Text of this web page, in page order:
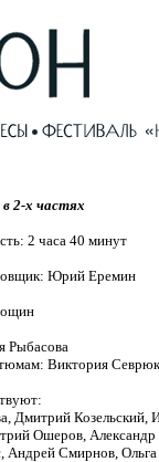
в 2-х частях
2 часа 40 минут
Юрий Еремин
Рыбасова
Виктория
Дмитрий Козельский,
Ошеров,
Смирнов, Ольга